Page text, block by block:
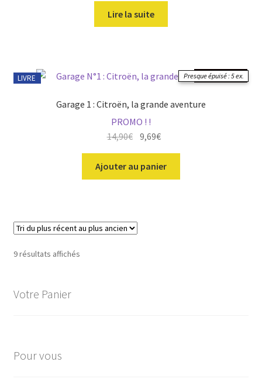
Lire la suite
♻️ Occasion
LIVRE Presque épuisé : 5 ex.
Garage 1 : Citroën, la grande aventure
PROMO ! !
Le
prix
initial
était :
14,90€Le
prix
actuel
est :
9,69€
Ajouter au panier
9 résultats affichésTrié
Votre Panier
Pour vous